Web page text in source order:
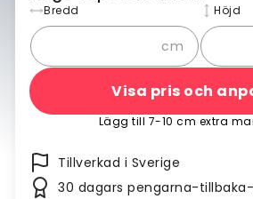
Bredd
cm
Höjd
Visa pris och
Lägg till 7-10 cm extra
Tillverkad i Sverige
30 dagars pengarna-